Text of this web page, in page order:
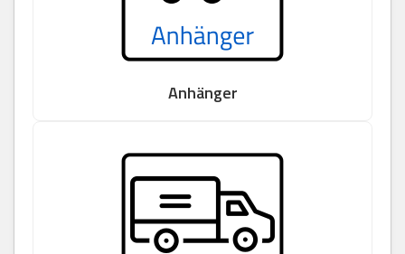
Anhänger